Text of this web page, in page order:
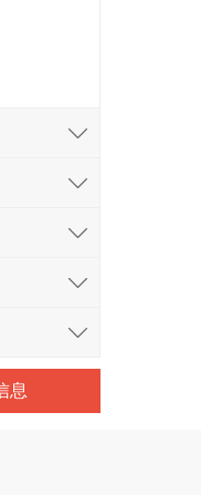
息